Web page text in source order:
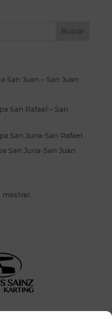
Buscar
San Juan – San Juan
San Rafael – San
San Juna-San Rafael
San Juna-San Juan
mostrar.